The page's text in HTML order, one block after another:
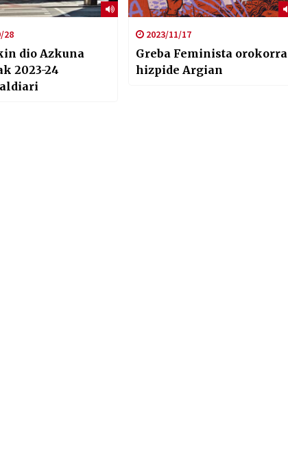
28
dio Azkuna
2023-24
2023/11/17
Greba Feminista orokorra
hizpide Argian